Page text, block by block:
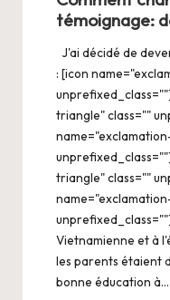
témoignage:
J'ai décidé de
: [icon
triangle" class=""
triangle" class=""
Vietnamienne et à
les parents étaient
bonne éducation à…